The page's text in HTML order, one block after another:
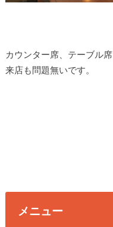
カウンター席、テーブル
来店も問題無いです。
メニュー